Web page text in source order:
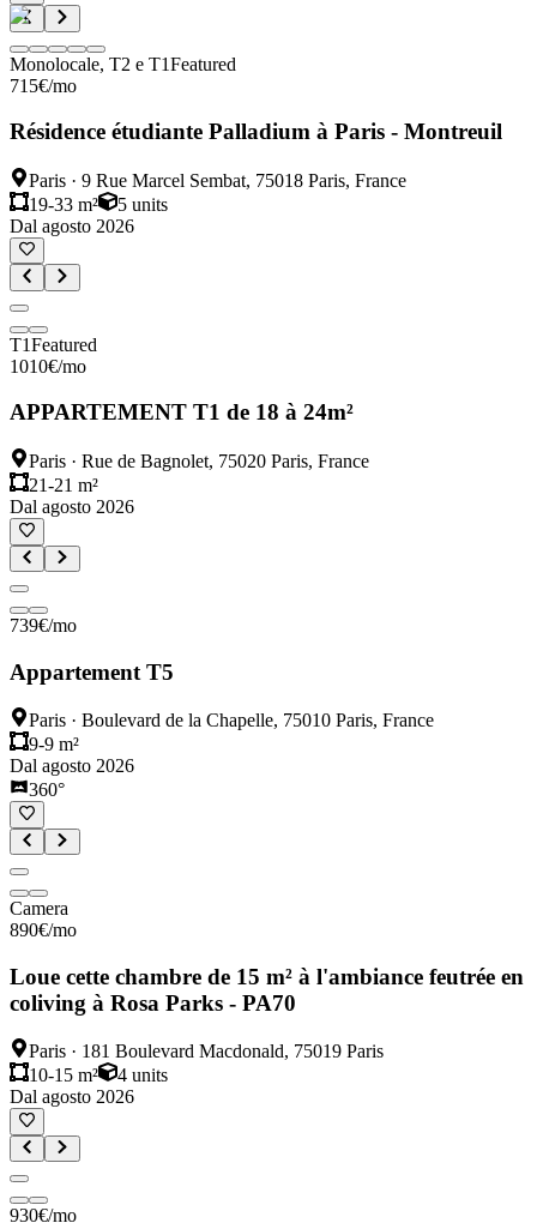
Monolocale, T2 e T1Featured
715€/mo
Résidence étudiante Palladium à Paris - Montreuil
Paris · 9 Rue Marcel Sembat, 75018 Paris, France
19-33 m²
5 units
Dal agosto 2026
T1Featured
1010€/mo
APPARTEMENT T1 de 18 à 24m²
Paris · Rue de Bagnolet, 75020 Paris, France
21-21 m²
Dal agosto 2026
739€/mo
Appartement T5
Paris · Boulevard de la Chapelle, 75010 Paris, France
9-9 m²
Dal agosto 2026
360°
Camera
890€/mo
Loue cette chambre de 15 m² à l'ambiance feutrée en
coliving à Rosa Parks - PA70
Paris · 181 Boulevard Macdonald, 75019 Paris
10-15 m²
4 units
Dal agosto 2026
930€/mo